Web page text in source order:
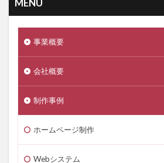
MENU
事業概要
会社概要
制作事例
ホームページ制作
Webシステム